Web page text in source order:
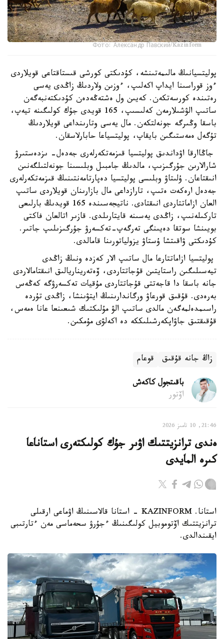
Фото: Александр Павский/Kazinform
پوليتسيانىڭ مالىمەتىنشە، كۇدىكتى كورشى قىستاقتاعى قويلاردى
ءوز قوراسىنا ايداپ اكەلىپ، ءوزىن ولاردىڭ زاڭدى يەسى
رەتىندە كورسەتكەن. كەيىن ول ەشتەڭەدەن كۇدىكتەنبەگەن
ساتىپ الۋشىلارمەن كەلىسىپ، 165 قويدى جۇك كولىگىنە تيەپ،
باسقا وڭىرگە جونەلتكەن. مال يەسى وتارىنداعى قويلاردىڭ
تۇگەل ەمەستىگىن بايقاپ، پوليتسياعا حابارلاسقان.
جاڭاارقا اۋداندىق پوليتسيا قىزمەتكەرلەرى جەدەل- ىزدەستىرۋ
شارالارىن جۇرگىزىپ، مالدىڭ جامبىل وبلىسىنا جونەلتىلگەنىن
انىقتاعان. ۇلىتاۋ وبلىسى پوليتسيا دەپارتامەنتىنىڭ قىزمەتكەرلەرى
جەدەل ارەكەت ەتىپ، تارازداعى مال بازارىنان قويلاردى ساتىپ
العان ازاماتتاردى انىقتادى. ناتيجەسىندە 165 قويدىڭ بارلىعى
تاركىلەنىپ، زاڭدى يەسىنە قايتارىلدى. قازىر اتالعان فاكتى
بويىنشا سوتقا دەيىنگى تەرگەپ-تەكسەرۋ جۇرگىزىلىپ جاتىر.
كۇدىكتى ۋاقىتشا ۇستاۋ يزولياتورىنا قامالدى.
پوليتسيا ازاماتتارعا مال ساتىپ الار كەزدە ونىڭ زاڭدى
تيەسىلىگىن راستايتىن قۇجاتتاردى، ۆەتەريناريالىق انىقتامالاردى
جانە باسقا دا قاجەتتى قۇجاتتاردى مۇقيات تەكسەرۋگە كەڭەس
بەرەدى. قۇقىق قورعاۋ ورگاندارىنىڭ ايتۋىنشا، زاڭدى تۇردە
راسىمدەلمەگەن مالدى ساتىپ الۋ مۇلىكتىك شىعىنعا عانا ەمەس،
قۇقىقتىق جاۋاپكەرشىلىككە دە اكەلۋى مۇمكىن.
زاڭ جانە قۇقىق قوعام
باقىتجول كاكەش
اۆتور
21:46, 10 تامىز 2026
ەندى ترانزيتتىك اۋىر جۇك كولىكتەرى استاناعا
كىرە المايدى
استانا. KAZINFORM - استانا قالاسىنىڭ اۋماعى ارقىلى
ترانزيتتىك اۆتوموبيل كولىگىنىڭ ءجۇرۋ سحەماسى مەن ءتارتىبى
ايقىندالدى.